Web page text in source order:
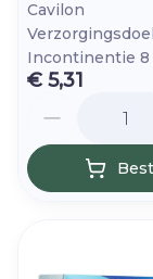
Cavilon
Incontinentie 8
€ 5,31